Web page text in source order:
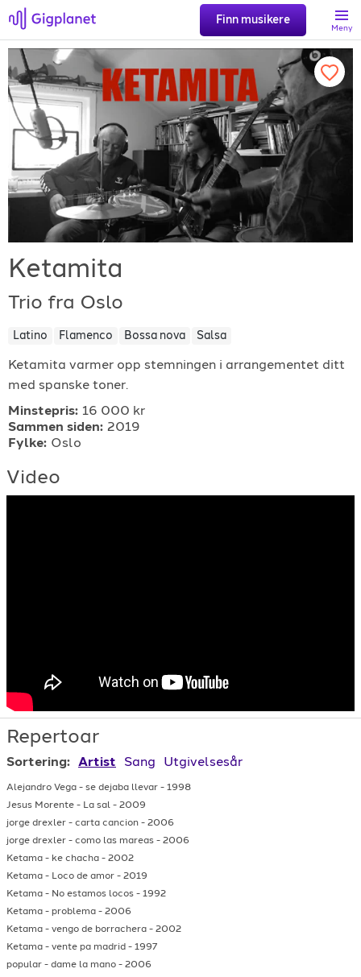
Finn musikere
Meny
Søk
Favoritter
Logg inn
Registrer artist
Gigplanet
For arrangører
For musiker
Support
E-POST
support@gigplanet.no
Ketamita
Trio fra Oslo
Latino Flamenco Bossa nova Salsa
Ketamita varmer opp stemningen i arrangementet ditt
med spanske toner.
Minstepris: 16 000 kr
Sammen siden: 2019
Fylke: Oslo
Video
Repertoar
Sortering: Artist Sang Utgivelsesår
Alejandro Vega - se dejaba llevar - 1998
Jesus Morente - La sal - 2009
jorge drexler - carta cancion - 2006
jorge drexler - como las mareas - 2006
Ketama - ke chacha - 2002
Ketama - Loco de amor - 2019
Ketama - No estamos locos - 1992
Ketama - problema - 2006
Ketama - vengo de borrachera - 2002
Ketama - vente pa madrid - 1997
popular - dame la mano - 2006